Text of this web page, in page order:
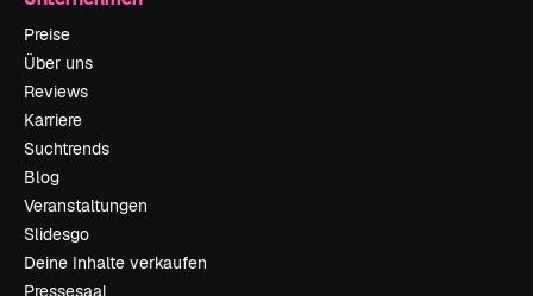
Preise
Über uns
Reviews
Karriere
Suchtrends
Blog
Veranstaltungen
Slidesgo
Deine Inhalte verkaufen
Pressesaal